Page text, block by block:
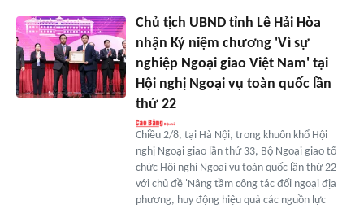
Chủ tịch UBND tỉnh Lê Hải Hòa
nhận Kỷ niệm chương 'Vì sự
nghiệp Ngoại giao Việt Nam' tại
Hội nghị Ngoại vụ toàn quốc lần
thứ 22
Chiều 2/8, tại Hà Nội, trong khuôn khổ Hội
nghị Ngoại giao lần thứ 33, Bộ Ngoại giao tổ
chức Hội nghị Ngoại vụ toàn quốc lần thứ 22
với chủ đề 'Nâng tầm công tác đối ngoại địa
phương, huy động hiệu quả các nguồn lực